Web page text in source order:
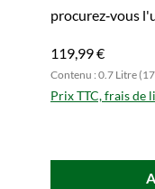
procurez‑vous
119,99 €
Contenu : 0.7 Litre
Prix TTC, frais de